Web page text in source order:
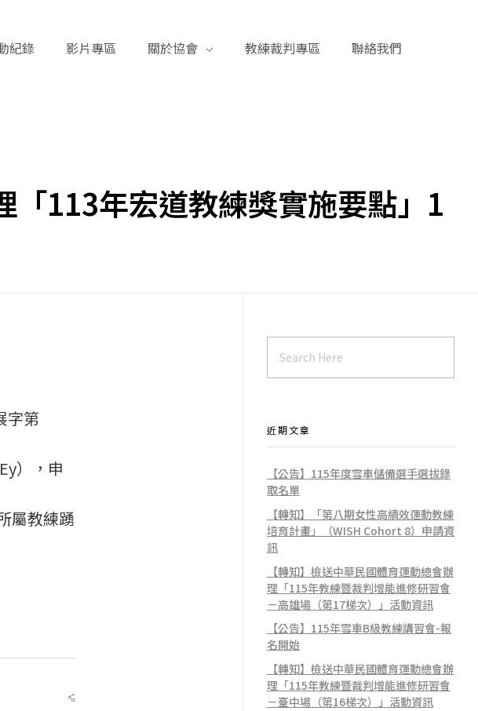
紀錄 影片專區 關於協會 教練裁判專區 聯絡我們
「113年宏道教練獎實施要點」1
字第
），申
屬教練踴
近期文章
【公告】115年度雪車儲備選手選拔錄
取名單
【轉知】「第八期女性高績效運動教練
培育計畫」（WISH Cohort 8）申請資
訊
【轉知】檢送中華民國體育運動總會辦
理「115年教練暨裁判增能進修研習會
－高雄場（第17梯次）」活動資訊
【公告】115年雪車B級教練講習會-報
名開始
【轉知】檢送中華民國體育運動總會辦
理「115年教練暨裁判增能進修研習會
－臺中場（第16梯次）」活動資訊